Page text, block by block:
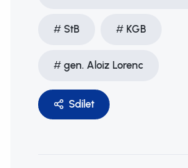
StB KGB
gen. Aloiz Lorenc
Sdílet